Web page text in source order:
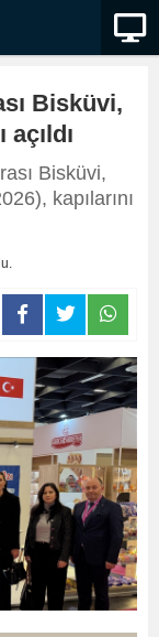
Bisküvi,
Bisküvi,
kapılarını